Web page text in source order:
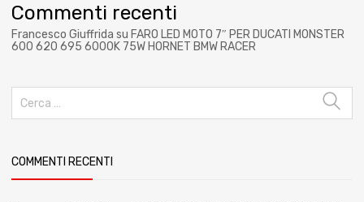
Commenti recenti
Francesco Giuffrida su FARO LED MOTO 7″ PER DUCATI MONSTER
600 620 695 6000K 75W HORNET BMW RACER
COMMENTI RECENTI